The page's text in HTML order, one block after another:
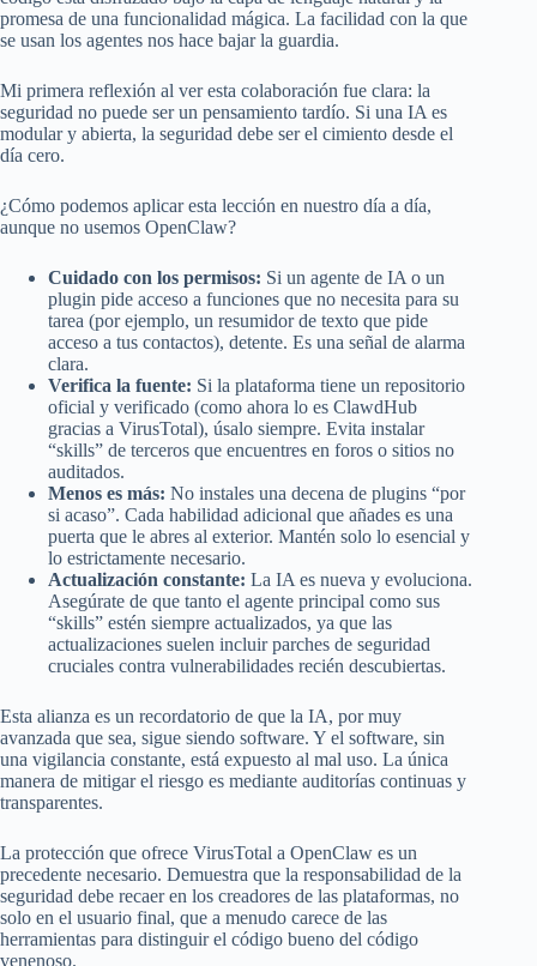
promesa de una funcionalidad mágica. La facilidad con la que
se usan los agentes nos hace bajar la guardia.
Mi primera reflexión al ver esta colaboración fue clara: la
seguridad no puede ser un pensamiento tardío. Si una IA es
modular y abierta, la seguridad debe ser el cimiento desde el
día cero.
¿Cómo podemos aplicar esta lección en nuestro día a día,
aunque no usemos OpenClaw?
Cuidado con los permisos: Si un agente de IA o un
plugin pide acceso a funciones que no necesita para su
tarea (por ejemplo, un resumidor de texto que pide
acceso a tus contactos), detente. Es una señal de alarma
clara.
Verifica la fuente: Si la plataforma tiene un repositorio
oficial y verificado (como ahora lo es ClawdHub
gracias a VirusTotal), úsalo siempre. Evita instalar
“skills” de terceros que encuentres en foros o sitios no
auditados.
Menos es más: No instales una decena de plugins “por
si acaso”. Cada habilidad adicional que añades es una
puerta que le abres al exterior. Mantén solo lo esencial y
lo estrictamente necesario.
Actualización constante: La IA es nueva y evoluciona.
Asegúrate de que tanto el agente principal como sus
“skills” estén siempre actualizados, ya que las
actualizaciones suelen incluir parches de seguridad
cruciales contra vulnerabilidades recién descubiertas.
Esta alianza es un recordatorio de que la IA, por muy
avanzada que sea, sigue siendo software. Y el software, sin
una vigilancia constante, está expuesto al mal uso. La única
manera de mitigar el riesgo es mediante auditorías continuas y
transparentes.
La protección que ofrece VirusTotal a OpenClaw es un
precedente necesario. Demuestra que la responsabilidad de la
seguridad debe recaer en los creadores de las plataformas, no
solo en el usuario final, que a menudo carece de las
herramientas para distinguir el código bueno del código
venenoso.